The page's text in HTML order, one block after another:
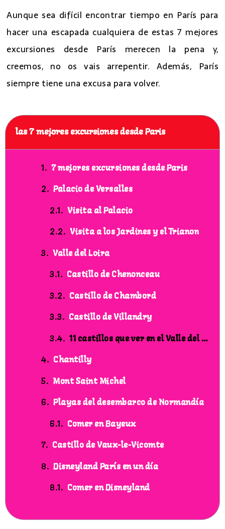
Aunque sea difícil encontrar tiempo en París para
hacer una escapada cualquiera de estas 7 mejores
excursiones desde París merecen la pena y,
creemos, no os vais arrepentir. Además, París
siempre tiene una excusa para volver.
las 7 mejores excursiones desde Paris
7 mejores excursiones desde Paris
Palacio de Versalles
Visita al Palacio
Visita a los Jardines y el Trianon
Valle del Loira
Castillo de Chenonceau
Castillo de Chambord
Castillo de Villandry
11 castillos que ver en el Valle del Loira
Chantilly
Mont Saint Michel
Playas del desembarco de Normandía
Comer en Bayeux
Castillo de Vaux-le-Vicomte
Disneyland París en un día
Comer en Disneyland